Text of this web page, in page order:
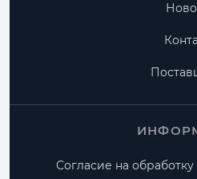
Согласие на